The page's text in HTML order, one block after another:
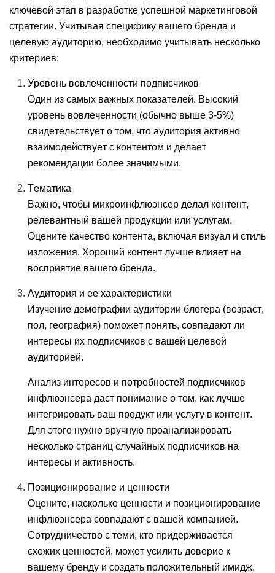
ключевой этап в разработке успешной маркетинговой
стратегии. Учитывая специфику вашего бренда и
целевую аудиторию, необходимо учитывать несколько
критериев:
Уровень вовлеченности подписчиков
Один из самых важных показателей. Высокий
уровень вовлеченности (обычно выше 3-5%)
свидетельствует о том, что аудитория активно
взаимодействует с контентом и делает
рекомендации более значимыми.
Тематика
Важно, чтобы микроинфлюэнсер делал контент,
релевантный вашей продукции или услугам.
Оцените качество контента, включая визуал и стиль
изложения. Хороший контент лучше влияет на
восприятие вашего бренда.
Аудитория и ее характеристики
Изучение демографии аудитории блогера (возраст,
пол, география) поможет понять, совпадают ли
интересы их подписчиков с вашей целевой
аудиторией.
Анализ интересов и потребностей подписчиков
инфлюэнсера даст понимание о том, как лучше
интегрировать ваш продукт или услугу в контент.
Для этого нужно вручную проанализировать
несколько страниц случайных подписчиков на
интересы и активность.
Позиционирование и ценности
Оцените, насколько ценности и позиционирование
инфлюэнсера совпадают с вашей компанией.
Сотрудничество с теми, кто придерживается
схожих ценностей, может усилить доверие к
вашему бренду и создать положительный имидж.